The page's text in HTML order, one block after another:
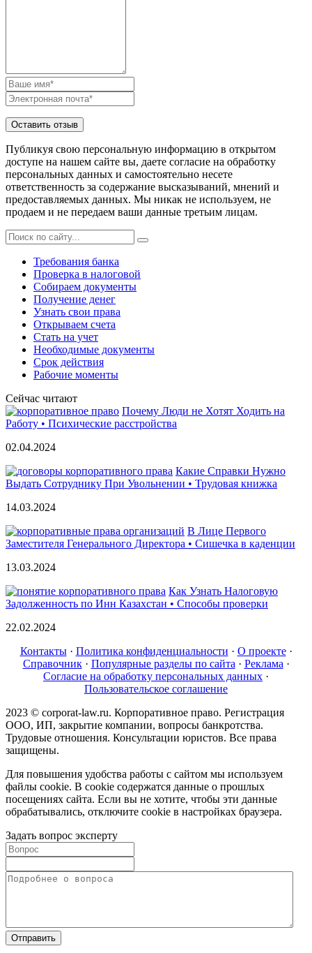
Публикуя свою персональную информацию в открытом
доступе на нашем сайте вы, даете согласие на обработку
персональных данных и самостоятельно несете
ответственность за содержание высказываний, мнений и
предоставляемых данных. Мы никак не используем, не
продаем и не передаем ваши данные третьим лицам.
Требования банка
Проверка в налоговой
Собираем документы
Получение денег
Узнать свои права
Открываем счета
Стать на учет
Необходимые документы
Срок действия
Рабочие моменты
Сейчас читают
Почему Люди не Хотят Ходить на
Работу • Психические расстройства
02.04.2024
Какие Справки Нужно
Выдать Сотруднику При Увольнении • Трудовая книжка
14.03.2024
В Лице Первого
Заместителя Генерального Директора • Сишечка в каденции
13.03.2024
Как Узнать Налоговую
Задолженность по Инн Казахстан • Способы проверки
22.02.2024
Контакты· Политика конфиденциальности · О проекте·
Справочник· Популярные разделы по сайта · Реклама ·
Согласие на обработку персональных данных ·
Пользовательское соглашение
2023 © corporat-law.ru. Корпоративное право. Регистрация
ООО, ИП, закрытие компании, вопросы банкротства.
Трудовые отношения. Консультации юристов. Все права
защищены.
Для повышения удобства работы с сайтом мы используем
файлы cookie. В cookie содержатся данные о прошлых
посещениях сайта. Если вы не хотите, чтобы эти данные
обрабатывались, отключите cookie в настройках браузера.
Задать вопрос эксперту